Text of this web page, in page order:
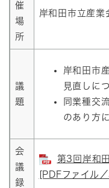
催
場
所
岸和田市立産
議
題
岸和田市
見直しに
同業種交
のあり方
会
議
録
第3回岸和
[PDFファイル